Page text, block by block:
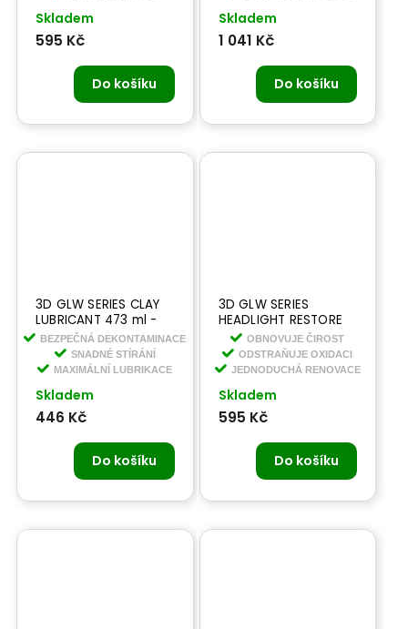
Skladem
595 Kč
Do košíku
Skladem
1 041 Kč
Do košíku
3D GLW SERIES CLAY
LUBRICANT 473 ml -
lubrikant pro
dekonatminaci laku
BEZPEČNÁ DEKONTAMINACE
SNADNÉ STÍRÁNÍ
MAXIMÁLNÍ LUBRIKACE
Skladem
446 Kč
Do košíku
3D GLW SERIES
HEADLIGHT RESTORE
236 ml -renovace
světlometů
OBNOVUJE ČIROST
ODSTRAŇUJE OXIDACI
JEDNODUCHÁ RENOVACE
Skladem
595 Kč
Do košíku